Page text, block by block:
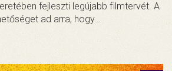
fejleszti legújabb filmtervét. A
ad arra, hogy…